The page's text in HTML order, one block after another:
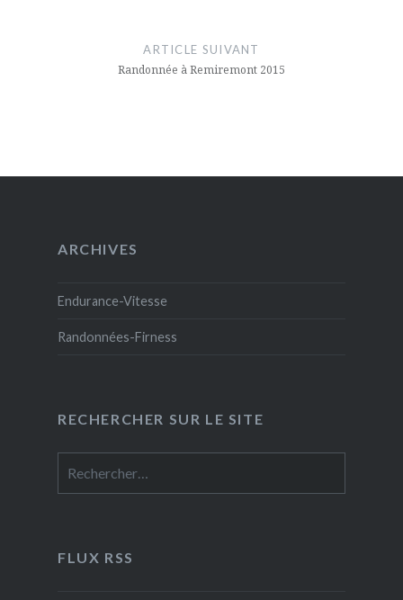
ARTICLE SUIVANT
Randonnée à Remiremont 2015
ARCHIVES
Endurance-Vitesse
Randonnées-Firness
RECHERCHER SUR LE SITE
FLUX RSS